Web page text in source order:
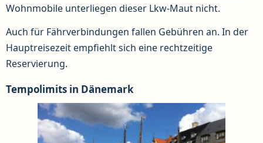
Wohnmobile unterliegen dieser Lkw-Maut nicht.
Auch für Fährverbindungen fallen Gebühren an. In der
Hauptreisezeit empfiehlt sich eine rechtzeitige
Reservierung.
Tempolimits in Dänemark